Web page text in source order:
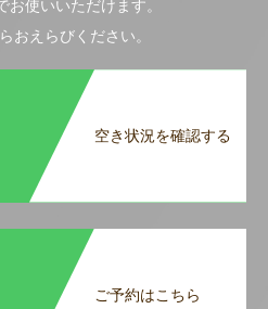
お使いいただけます。
おえらびください。
空き状況を確認する
ご予約はこちら